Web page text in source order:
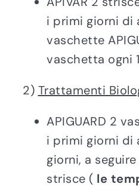
i primi giorni di
vaschette
vaschetta ogni
2) Trattamenti
APIGUARD 2
i primi giorni di
giorni, a
strisce ( le